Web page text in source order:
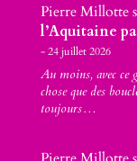
Pierre Millotte
l’Aquitaine
24 juillet 2026
Au moins, avec ce
chose que des
toujours…